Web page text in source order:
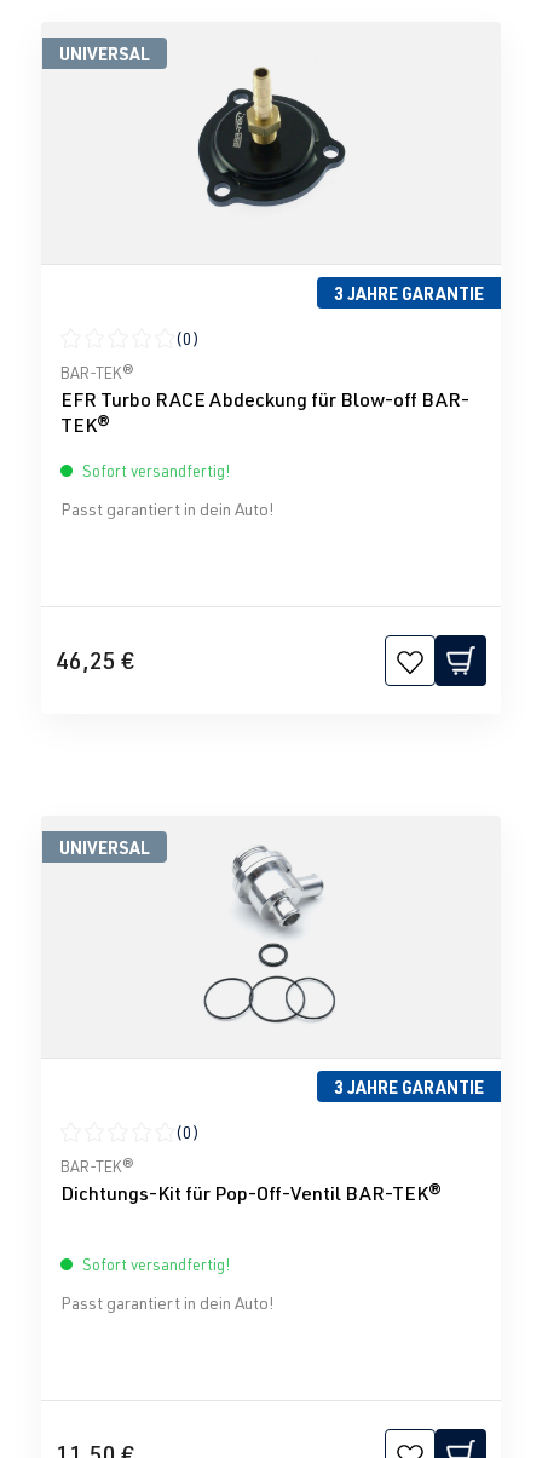
UNIVERSAL
3 JAHRE GARANTIE
Durchschnittliche Bewertung von 0 von 5 Sternen
(0)
BAR-TEK®
EFR Turbo RACE Abdeckung für Blow-off BAR-
TEK®
Sofort versandfertig!
Passt garantiert in dein Auto!
46,25 €
UNIVERSAL
3 JAHRE GARANTIE
Durchschnittliche Bewertung von 0 von 5 Sternen
(0)
BAR-TEK®
Dichtungs-Kit für Pop-Off-Ventil BAR-TEK®
Sofort versandfertig!
Passt garantiert in dein Auto!